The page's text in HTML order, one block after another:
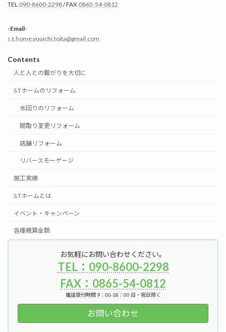
TEL.090-8600-2298/ FAX.0865-54-0812
-Email-
s.t.home.yuuichi.toita@gmail.com
Contents
人と人との繋がりを大切に
S.Tホームのリフォーム
水回りのリフォーム
間取り変更リフォーム
店舗リフォーム
リバースモーゲージ
施工実績
S.Tホームとは
イベント・キャンペーン
各種概算金額
お気軽にお問い合わせください。
TEL：090-8600-2298
FAX：0865-54-0812
電話受付時間 9：00-18：00 日・祝日除く
お問い合わせ